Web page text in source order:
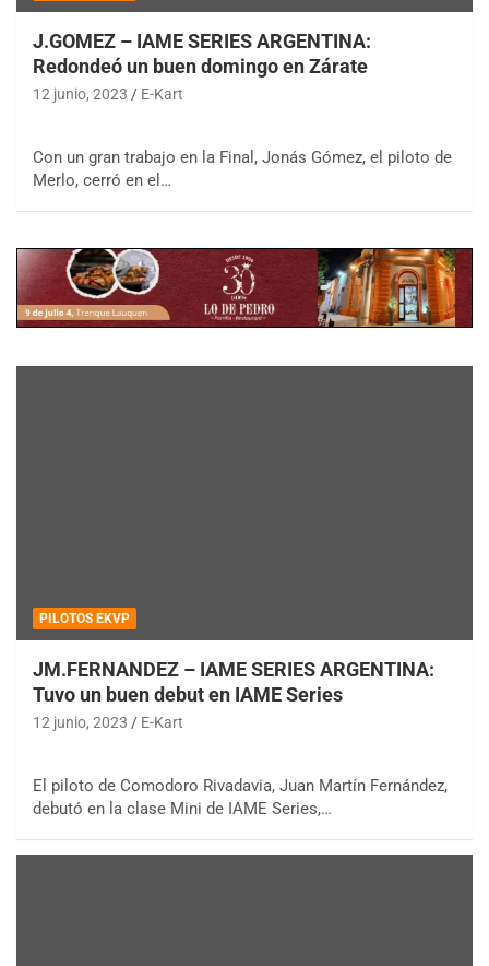
J.GOMEZ – IAME SERIES ARGENTINA:
Redondeó un buen domingo en Zárate
12 junio, 2023 E-Kart
Con un gran trabajo en la Final, Jonás Gómez, el piloto de
Merlo, cerró en el…
PILOTOS EKVP
JM.FERNANDEZ – IAME SERIES ARGENTINA:
Tuvo un buen debut en IAME Series
12 junio, 2023 E-Kart
El piloto de Comodoro Rivadavia, Juan Martín Fernández,
debutó en la clase Mini de IAME Series,…